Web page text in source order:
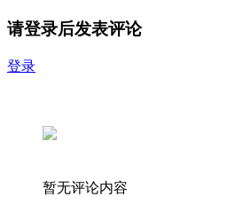
请登录后发表评论
登录
暂无评论内容